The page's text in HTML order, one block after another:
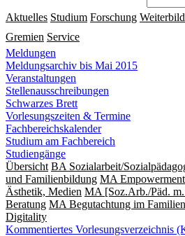
Aktuelles Studium Forschung
Gremien Service
Meldungen
Meldungsarchiv bis Mai 2015
Veranstaltungen
Stellenausschreibungen
Schwarzes Brett
Vorlesungszeiten & Termine
Fachbereichskalender
Studium am Fachbereich
Studiengänge
Übersicht BA Sozialarbeit/
und Familienbildung MA
Ästhetik, Medien MA [Soz.Arb./Päd.
Beratung MA Begut­ach­tung im
Digitality
Kommentiertes Vorlesungsverzeichnis